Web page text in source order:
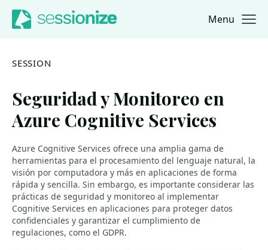
Jump to navigation
Jump to content Menu
SESSION
Seguridad y Monitoreo en
Azure Cognitive Services
Azure Cognitive Services ofrece una amplia gama de
herramientas para el procesamiento del lenguaje natural, la
visión por computadora y más en aplicaciones de forma
rápida y sencilla. Sin embargo, es importante considerar las
prácticas de seguridad y monitoreo al implementar
Cognitive Services en aplicaciones para proteger datos
confidenciales y garantizar el cumplimiento de
regulaciones, como el GDPR.